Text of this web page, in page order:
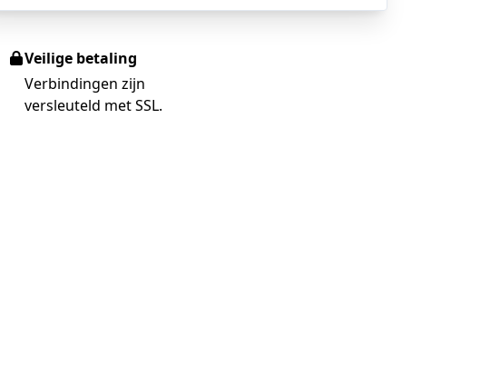
Veilige betaling
Verbindingen zijn
versleuteld met SSL.